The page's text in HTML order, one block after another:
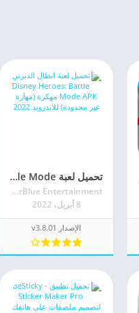
تحميل لعبة Disney Heroes: Battle Mode مهكرة 2022 للأندرويد
PerBlue Entertainment
8 أبريل، 2022
الإصدار v3.8.01